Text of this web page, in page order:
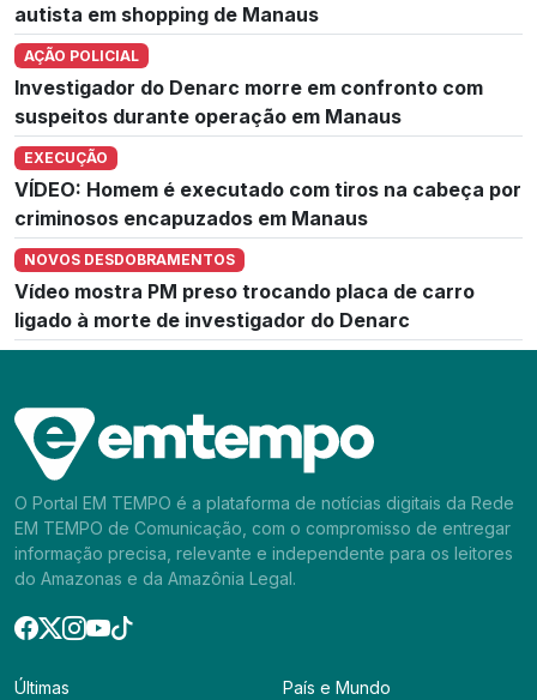
autista em shopping de Manaus
AÇÃO POLICIAL
Investigador do Denarc morre em confronto com
suspeitos durante operação em Manaus
EXECUÇÃO
VÍDEO: Homem é executado com tiros na cabeça por
criminosos encapuzados em Manaus
NOVOS DESDOBRAMENTOS
Vídeo mostra PM preso trocando placa de carro
ligado à morte de investigador do Denarc
O Portal EM TEMPO é a plataforma de notícias digitais da Rede
EM TEMPO de Comunicação, com o compromisso de entregar
informação precisa, relevante e independente para os leitores
do Amazonas e da Amazônia Legal.
Últimas
País e Mundo